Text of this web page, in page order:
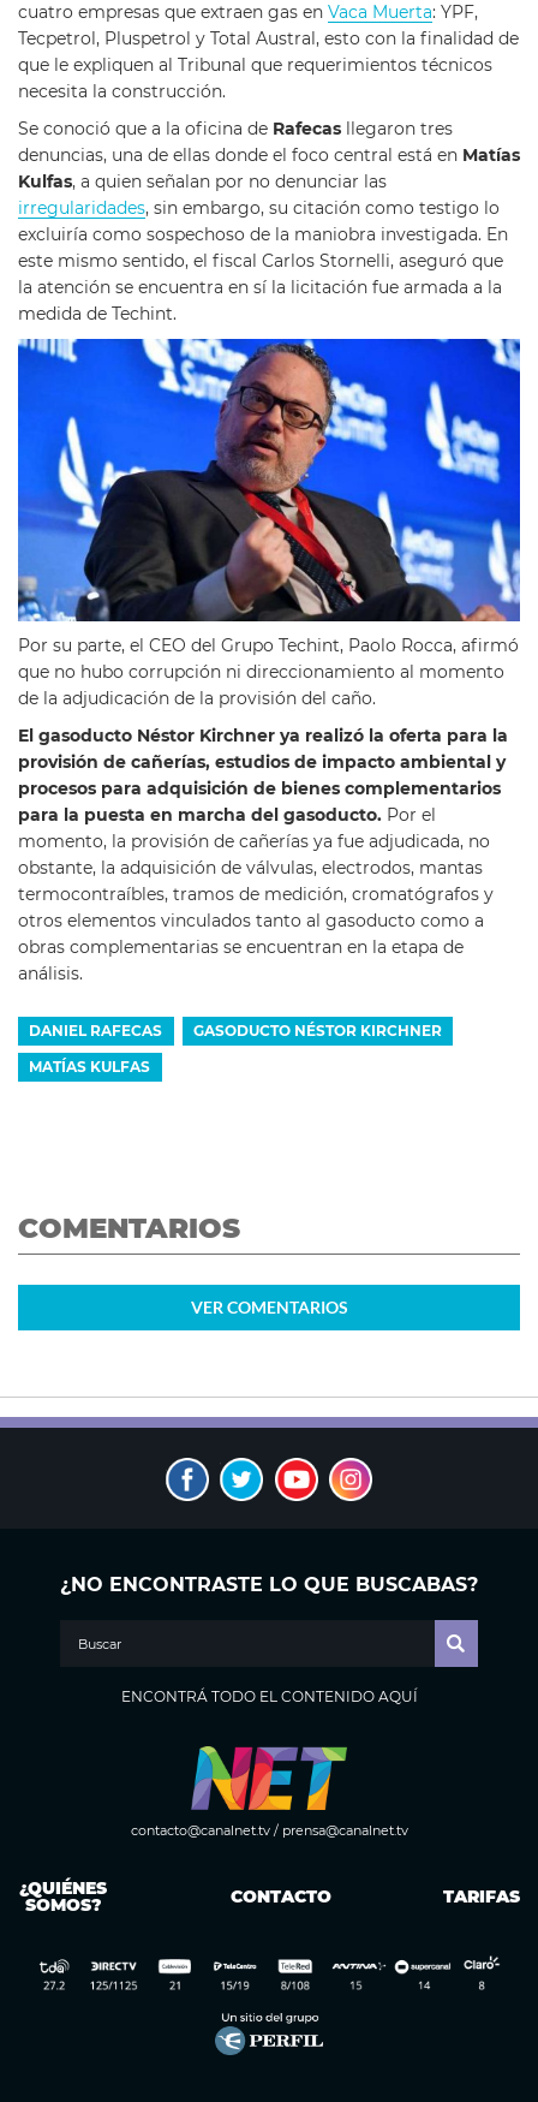
cuatro empresas que extraen gas en Vaca Muerta: YPF,
Tecpetrol, Pluspetrol y Total Austral, esto con la finalidad de
que le expliquen al Tribunal que requerimientos técnicos
necesita la construcción.
Se conoció que a la oficina de Rafecas llegaron tres
denuncias, una de ellas donde el foco central está en Matías
Kulfas, a quien señalan por no denunciar las
irregularidades, sin embargo, su citación como testigo lo
excluiría como sospechoso de la maniobra investigada. En
este mismo sentido, el fiscal Carlos Stornelli, aseguró que
la atención se encuentra en sí la licitación fue armada a la
medida de Techint.
Por su parte, el CEO del Grupo Techint, Paolo Rocca, afirmó
que no hubo corrupción ni direccionamiento al momento
de la adjudicación de la provisión del caño.
El gasoducto Néstor Kirchner ya realizó la oferta para la
provisión de cañerías, estudios de impacto ambiental y
procesos para adquisición de bienes complementarios
para la puesta en marcha del gasoducto. Por el
momento, la provisión de cañerías ya fue adjudicada, no
obstante, la adquisición de válvulas, electrodos, mantas
termocontraíbles, tramos de medición, cromatógrafos y
otros elementos vinculados tanto al gasoducto como a
obras complementarias se encuentran en la etapa de
análisis.
DANIEL RAFECAS GASODUCTO NÉSTOR KIRCHNER
MATÍAS KULFAS
COMENTARIOS
VER COMENTARIOS
¿NO ENCONTRASTE LO QUE BUSCABAS?
ENCONTRÁ TODO EL CONTENIDO AQUÍ
contacto@canalnet.tv/ prensa@canalnet.tv
¿QUIÉNES
SOMOS? CONTACTO TARIFAS